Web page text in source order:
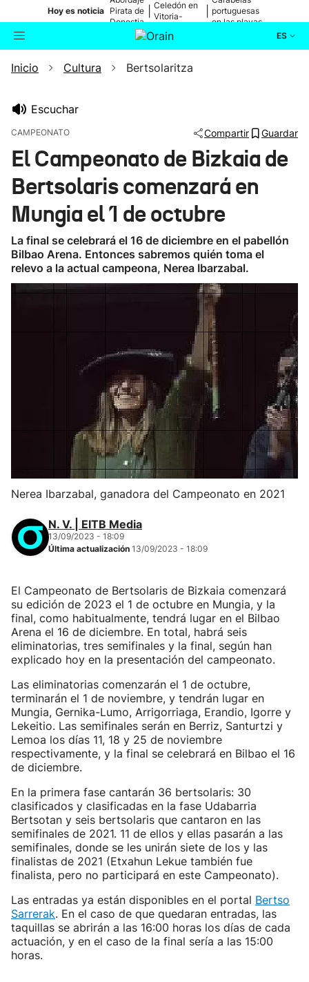
Hoy es noticia Pirata de
Donostia
Celedón en
Vitoria-
portuguesas
en las playas
ES
Buscador Actualidad
Ikusmiran
Eguraldia
Inicio Cultura Bertsolaritza
Escuchar
CAMPEONATO Compartir Guardar
El Campeonato de Bizkaia de
Bertsolaris comenzará en
Mungia el 1 de octubre
La final se celebrará el 16 de diciembre en el pabellón
Bilbao Arena. Entonces sabremos quién toma el
relevo a la actual campeona, Nerea Ibarzabal.
Nerea Ibarzabal, ganadora del Campeonato en 2021
N. V. | EITB Media
13/09/2023 - 18:09
Última actualización 13/09/2023 - 18:09
El Campeonato de Bertsolaris de Bizkaia comenzará
su edición de 2023 el 1 de octubre en Mungia, y la
final, como habitualmente, tendrá lugar en el Bilbao
Arena el 16 de diciembre. En total, habrá seis
eliminatorias, tres semifinales y la final, según han
explicado hoy en la presentación del campeonato.
Las eliminatorias comenzarán el 1 de octubre,
terminarán el 1 de noviembre, y tendrán lugar en
Mungia, Gernika-Lumo, Arrigorriaga, Erandio, Igorre y
Lekeitio. Las semifinales serán en Berriz, Santurtzi y
Lemoa los días 11, 18 y 25 de noviembre
respectivamente, y la final se celebrará en Bilbao el 16
de diciembre.
En la primera fase cantarán 36 bertsolaris: 30
clasificados y clasificadas en la fase Udabarria
Bertsotan y seis bertsolaris que cantaron en las
semifinales de 2021. 11 de ellos y ellas pasarán a las
semifinales, donde se les unirán siete de los y las
finalistas de 2021 (Etxahun Lekue también fue
finalista, pero no participará en este Campeonato).
Las entradas ya están disponibles en el portal Bertso
Sarrerak. En el caso de que quedaran entradas, las
taquillas se abrirán a las 16:00 horas los días de cada
actuación, y en el caso de la final sería a las 15:00
horas.